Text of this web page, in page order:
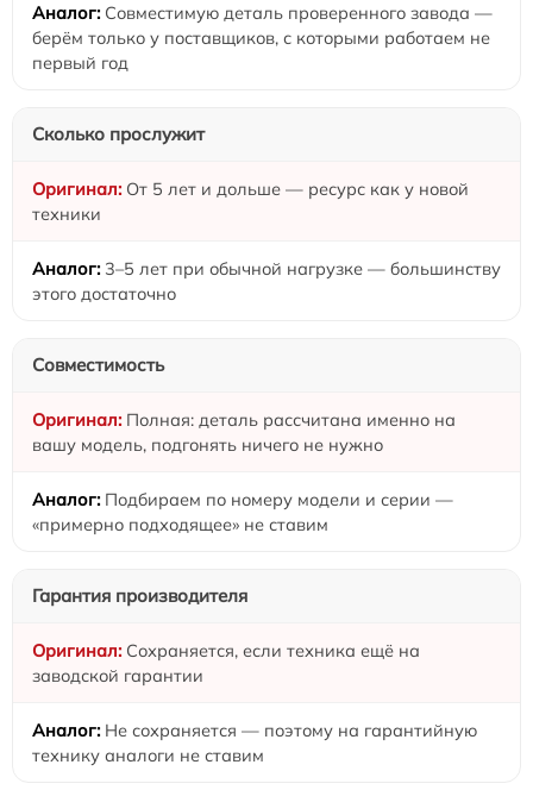
Совместимую деталь проверенного завода —
берём только у поставщиков, с которыми работаем не
первый год
Сколько прослужит
От 5 лет и дольше — ресурс как у новой
техники
3–5 лет при обычной нагрузке — большинству
этого достаточно
Совместимость
Полная: деталь рассчитана именно на
вашу модель, подгонять ничего не нужно
Подбираем по номеру модели и серии —
«примерно подходящее» не ставим
Гарантия производителя
Сохраняется, если техника ещё на
заводской гарантии
Не сохраняется — поэтому на гарантийную
технику аналоги не ставим